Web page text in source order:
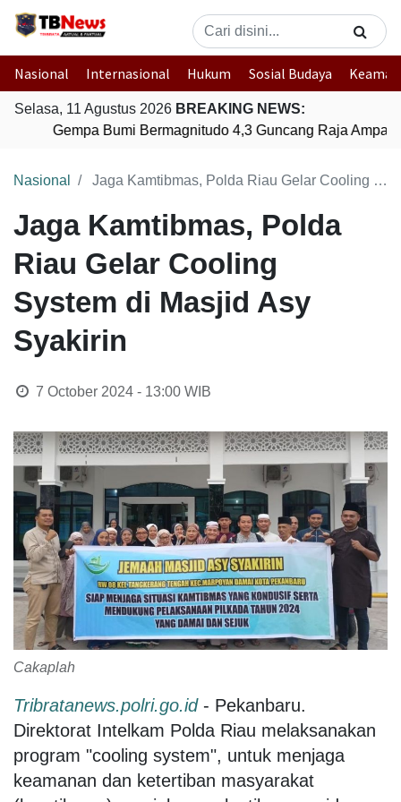
Nasional Internasional Hukum Sosial Budaya
Selasa, 11 Agustus 2026 BREAKING NEWS:
Gempa Bumi Bermagnitudo 4,3 Guncang Raja Ampat,
Nasional Jaga Kamtibmas, Polda Riau Gelar Cooling System di Masjid Asy Syakirin
Jaga Kamtibmas, Polda
Riau Gelar Cooling
System di Masjid Asy
Syakirin
7 October 2024 - 13:00WIB
Cakaplah
Tribratanews.polri.go.id- Pekanbaru.
Direktorat Intelkam Polda Riau melaksanakan
program "cooling system", untuk menjaga
keamanan dan ketertiban masyarakat